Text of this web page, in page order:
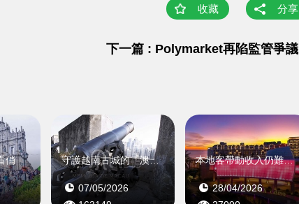
收藏 分享
下一篇 : Polymarket再陷監管爭議
俏 守護越南古城的「澳門製造」
07/05/2026
本地客帶動收入仍難扭轉
28/04/2026